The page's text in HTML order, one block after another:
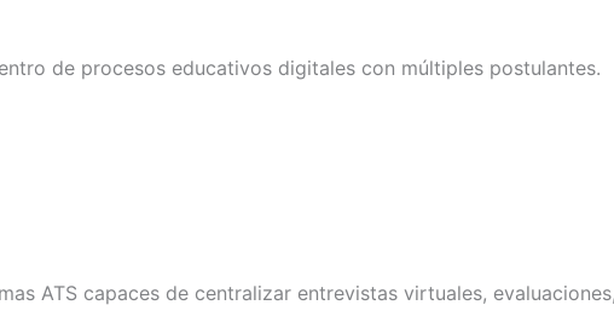
de procesos educativos digitales con múltiples postulantes.
ATS capaces de centralizar entrevistas virtuales,